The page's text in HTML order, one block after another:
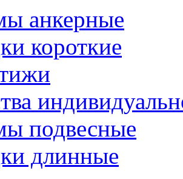
анкерные
короткие
подвесные
длинные